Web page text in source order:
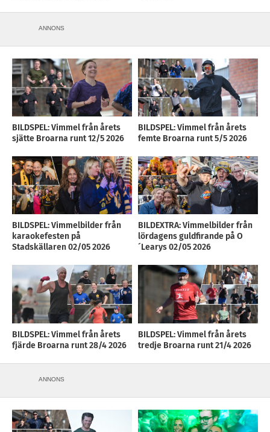
ANNONS
BILDSPEL: Vimmel från årets
sjätte Broarna runt 12/5 2026
BILDSPEL: Vimmel från årets
femte Broarna runt 5/5 2026
BILDSPEL: Vimmelbilder från
karaokefesten på
Stadskällaren 02/05 2026
BILDEXTRA: Vimmelbilder från
lördagens guldfirande på O
´Learys 02/05 2026
BILDSPEL: Vimmel från årets
fjärde Broarna runt 28/4 2026
BILDSPEL: Vimmel från årets
tredje Broarna runt 21/4 2026
ANNONS